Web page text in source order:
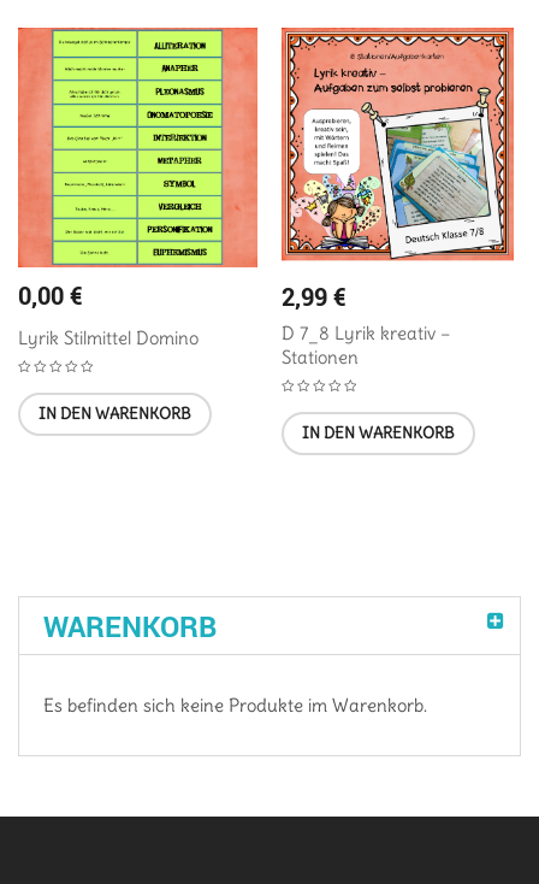
0,00€
Lyrik Stilmittel Domino
IN DEN WARENKORB
2,99€
D 7_8 Lyrik kreativ –
Stationen
IN DEN WARENKORB
WARENKORB
Es befinden sich keine Produkte im Warenkorb.